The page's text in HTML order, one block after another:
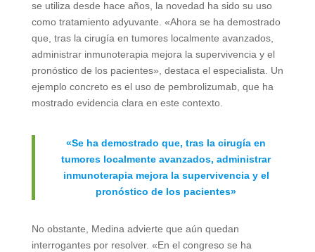
se utiliza desde hace años, la novedad ha sido su uso
como tratamiento adyuvante. «Ahora se ha demostrado
que, tras la cirugía en tumores localmente avanzados,
administrar inmunoterapia mejora la supervivencia y el
pronóstico de los pacientes», destaca el especialista. Un
ejemplo concreto es el uso de pembrolizumab, que ha
mostrado evidencia clara en este contexto.
«Se ha demostrado que, tras la cirugía en
tumores localmente avanzados, administrar
inmunoterapia mejora la supervivencia y el
pronóstico de los pacientes»
No obstante, Medina advierte que aún quedan
interrogantes por resolver. «En el congreso se ha